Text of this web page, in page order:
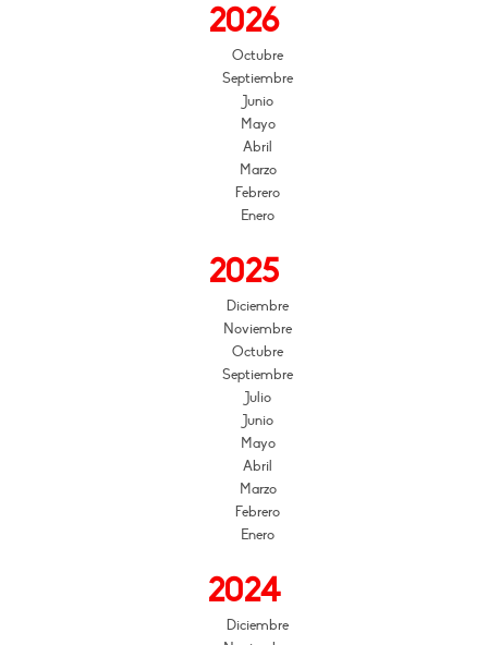
2026
Octubre
Septiembre
Junio
Mayo
Abril
Marzo
Febrero
Enero
2025
Diciembre
Noviembre
Octubre
Septiembre
Julio
Junio
Mayo
Abril
Marzo
Febrero
Enero
2024
Diciembre